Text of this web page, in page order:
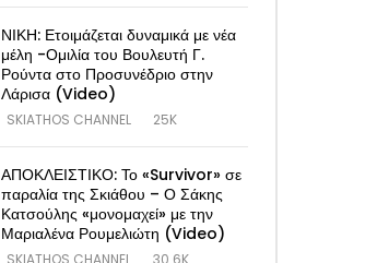
ΝΙΚΗ: Ετοιμάζεται δυναμικά με νέα
μέλη -Ομιλία του Βουλευτή Γ.
Ρούντα στο Προσυνέδριο στην
Λάρισα (Video)
SKIATHOS CHANNEL 25K
ΑΠΟΚΛΕΙΣΤΙΚΟ: Το «Survivor» σε
παραλία της Σκιάθου – Ο Σάκης
Κατσούλης «μονομαχεί» με την
Μαριαλένα Ρουμελιώτη (Video)